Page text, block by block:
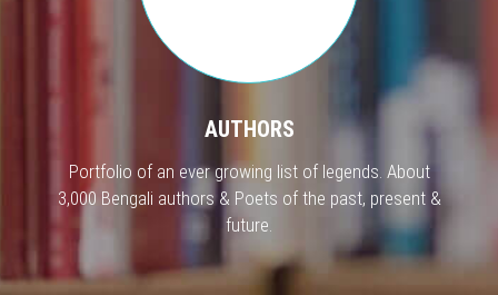
AUTHORS
Portfolio of an ever growing list of legends. About
3,000 Bengali authors & Poets of the past, present &
future.